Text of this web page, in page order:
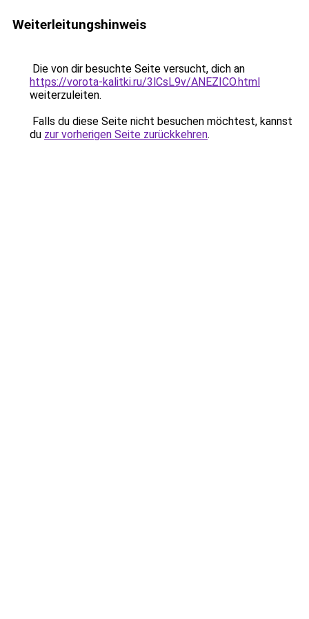
Weiterleitungshinweis
Die von dir besuchte Seite versucht, dich an
https://vorota-kalitki.ru/3lCsL9v/ANEZICO.html
weiterzuleiten.
Falls du diese Seite nicht besuchen möchtest, kannst
du zur vorherigen Seite zurückkehren.